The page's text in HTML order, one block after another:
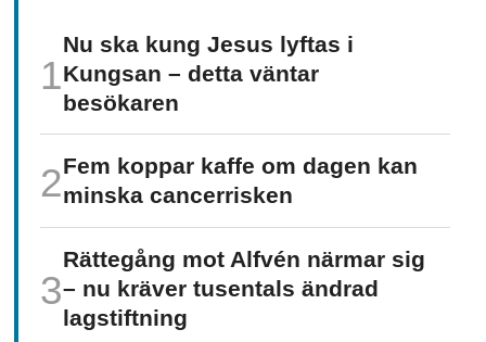
Nu ska kung Jesus lyftas i
Kungsan – detta väntar
besökaren
Fem koppar kaffe om dagen kan
minska cancer­risken
Rättegång mot Alfvén närmar sig
– nu kräver tusentals ändrad
lagstiftning